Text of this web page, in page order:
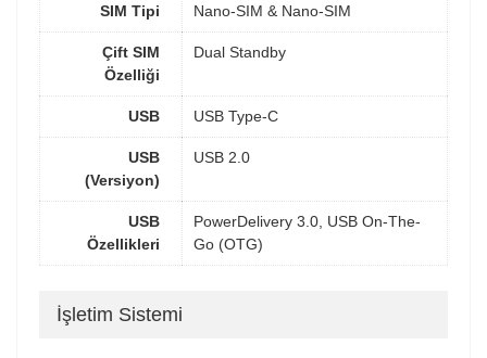
SIM Tipi Nano-SIM & Nano-SIM
Çift SIM
Özelliği
Dual Standby
USB USB Type-C
USB
(Versiyon)
USB 2.0
USB
Özellikleri
PowerDelivery 3.0, USB On-The-
Go (OTG)
İşletim Sistemi